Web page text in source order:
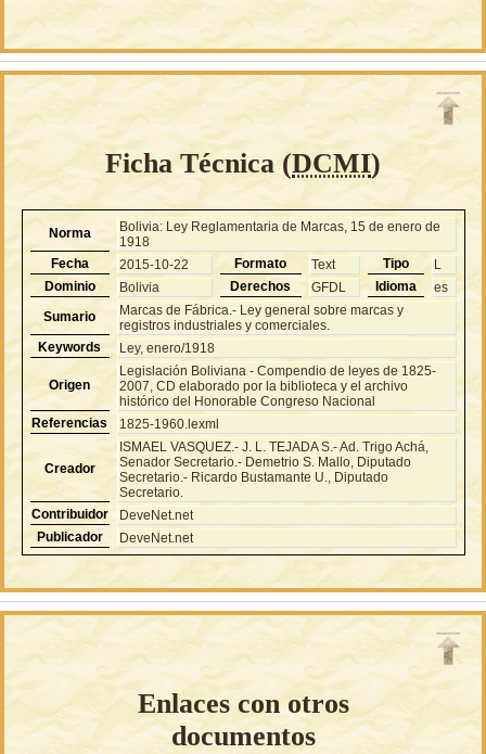
Ficha Técnica (DCMI)
Norma
Bolivia: Ley Reglamentaria de Marcas, 15 de enero de
1918
Fecha
2015-10-22 Formato Text Tipo
L
Dominio
Bolivia Derechos GFDL Idioma
es
Sumario
Marcas de Fábrica.- Ley general sobre marcas y
registros industriales y comerciales.
Keywords
Ley, enero/1918
Origen
Legislación Boliviana - Compendio de leyes de 1825-
2007, CD elaborado por la biblioteca y el archivo
histórico del Honorable Congreso Nacional
Referencias
1825-1960.lexml
Creador
ISMAEL VASQUEZ.- J. L. TEJADA S.- Ad. Trigo Achá,
Senador Secretario.- Demetrio S. Mallo, Diputado
Secretario.- Ricardo Bustamante U., Diputado
Secretario.
Contribuidor
DeveNet.net
Publicador
DeveNet.net
Enlaces con otros
documentos